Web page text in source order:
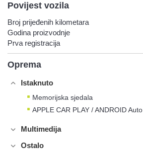
Povijest vozila
Broj prijeđenih kilometara
Godina proizvodnje
Prva registracija
Oprema
Istaknuto
Memorijska sjedala
APPLE CAR PLAY / ANDROID Auto
Multimedija
Ostalo